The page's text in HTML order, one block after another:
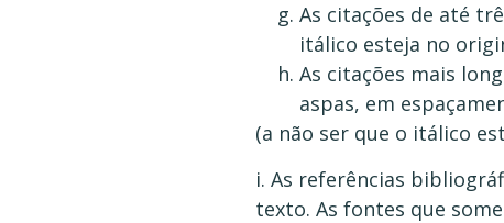
As citações de até
itálico esteja no
As citações mais
aspas, em
(a não ser que o itálico
i. As referências
texto. As fontes que